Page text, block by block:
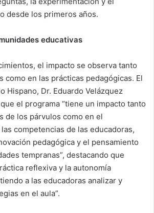
desde los primeros años.
educativas
el impacto se observa tanto
como en las prácticas pedagógicas. El
Hispano, Dr. Eduardo Velázquez
el programa “tiene un impacto tanto
de los párvulos como en el
competencias de las educadoras,
pedagógica y el pensamiento
tempranas”, destacando que
reflexiva y la autonomía
a las educadoras analizar y
en el aula”.